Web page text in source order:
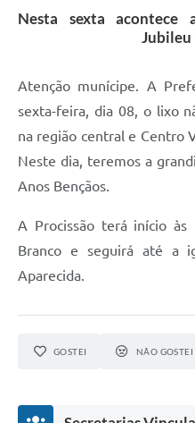
Audiências Públicas
Carta de Serviços
Galeria de Vídeos
Projetos
Participe mais
Agenda
Nesta sexta acontece
Jubileu
Atenção munícipe. A
sexta-feira, dia 08, o lixo
na região central e Centro
Neste dia, teremos a
Anos Bençãos.
A Procissão terá início
Branco e seguirá até a
Aparecida.
GOSTEI NÃO GOSTEI